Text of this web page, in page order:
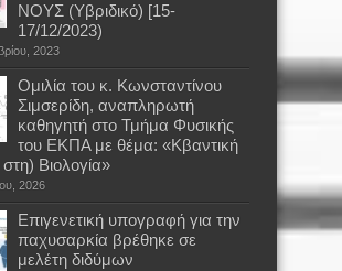
ΝΟΥΣ (Υβριδικό) [15-
17/12/2023)
2023
Oμιλία του κ. Κωνσταντίνου
Σιμσερίδη, αναπληρωτή
καθηγητή στο Τμήμα Φυσικής
του ΕΚΠΑ με θέμα: «Κβαντική
Βιολογία»
2026
Επιγενετική υπογραφή για την
παχυσαρκία βρέθηκε σε
μελέτη διδύμων